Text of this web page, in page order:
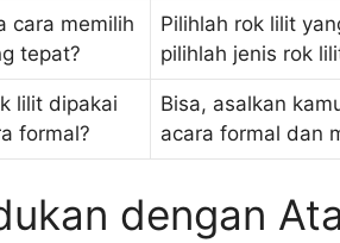
cara memilih
tepat?
Pilihlah rok lilit
pilihlah jenis rok
lilit dipakai
formal?
Bisa, asalkan
acara formal dan
dengan